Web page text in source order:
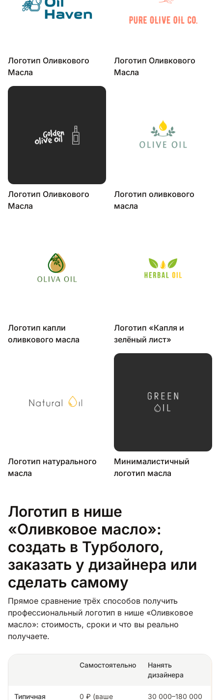
Логотип Оливкового
Масла
Логотип Оливкового
Масла
Логотип Оливкового
Масла
Логотип оливкового
масла
Логотип капли
оливкового масла
Логотип «Капля и
зелёный лист»
Логотип натурального
масла
Минималистичный
логотип масла
Логотип в нише
«Оливковое масло»:
создать в Турболого,
заказать у дизайнера или
сделать самому
Прямое сравнение трёх способов получить
профессиональный логотип в нише «Оливковое
масло»: стоимость, сроки и что вы реально
получаете.
Самостоятельно
Нанять
дизайнера
Типичная 0 ₽ (ваше 30 000–180 000